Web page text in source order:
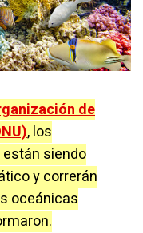
de
, los
siendo
y correrán
oceánicas